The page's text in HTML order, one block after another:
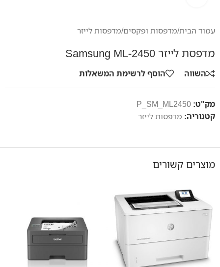
עמוד הבית/מדפסות ופקסים/מדפסות לייזר
מדפסת לייזר Samsung ML-2450
השווה הוסף לרשימת המשאלות
מק"ט: P_SM_ML2450
קטגוריה: מדפסות לייזר
מוצרים קשורים